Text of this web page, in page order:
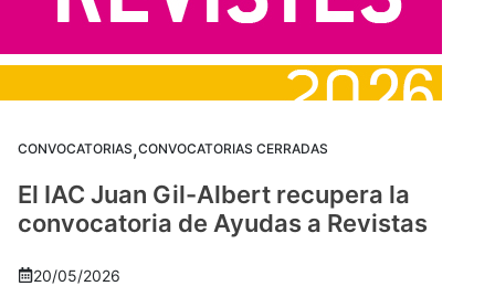
CONVOCATORIAS,CONVOCATORIAS CERRADAS
El IAC Juan Gil-Albert recupera la
convocatoria de Ayudas a Revistas
20/05/2026